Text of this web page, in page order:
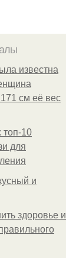
известна
см её вес
топ-10
для
и
здоровье и